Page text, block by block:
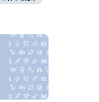
物療法、重症例